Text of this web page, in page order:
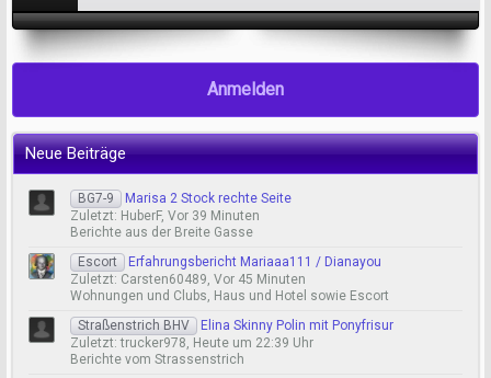
Anmelden
Neue Beiträge
BG7-9
Marisa 2 Stock rechte Seite
Zuletzt: HuberF, Vor 39 Minuten
Berichte aus der Breite Gasse
Escort
Erfahrungsbericht Mariaaa111 / Dianayou
Zuletzt: Carsten60489, Vor 45 Minuten
Wohnungen und Clubs, Haus und Hotel sowie Escort
Straßenstrich BHV
Elina Skinny Polin mit Ponyfrisur
Zuletzt: trucker978, Heute um 22:39 Uhr
Berichte vom Strassenstrich